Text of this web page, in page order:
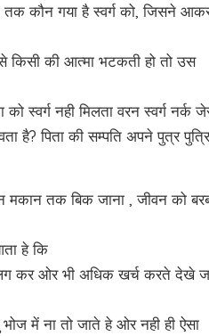
तक कौन गया है स्वर्ग को, जिसने
किसी की आत्मा भटकती हो तो उस
नही मिलता वरन स्वर्ग नर्क
है? पिता की सम्पति अपने पुत्र
तक बिक जाना , जीवन को
हे कि
कर ओर भी अधिक खर्च करते देखे
में ना तो जाते हे ओर नही ही ऐसा